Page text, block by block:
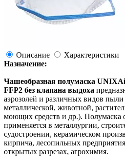
Описание
Характеристики
Назначение:
Чашеобразная полумаска
FFP2 без клапана выдоха
аэрозолей и различных видов
металлической, животной,
моющих средств и др.).
применяется в металлургии,
судостроении, керамическом
кирпича, лесопильных
открытых разрезах, агрохимия.